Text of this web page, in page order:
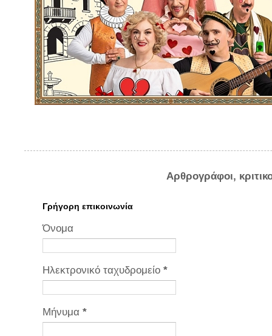
Αρθρογράφοι,
Γρήγορη επικοινωνία
Όνομα
Ηλεκτρονικό ταχυδρομείο *
Μήνυμα *